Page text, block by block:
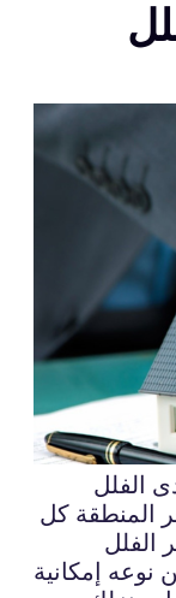
الفلل
المنطقة كل
الفلل
إمكانية